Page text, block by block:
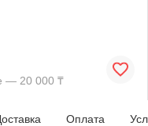
— 20 000 ₸
Оплата